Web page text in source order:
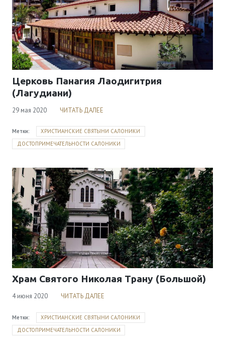
Церковь Панагия Лаодигитрия
(Лагудиани)
29 мая 2020 ЧИТАТЬ ДАЛЕЕ
Метки:
ХРИСТИАНСКИЕ СВЯТЫНИ САЛОНИКИ
ДОСТОПРИМЕЧАТЕЛЬНОСТИ САЛОНИКИ
Храм Святого Николая Трану (Большой)
4 июня 2020 ЧИТАТЬ ДАЛЕЕ
Метки:
ХРИСТИАНСКИЕ СВЯТЫНИ САЛОНИКИ
ДОСТОПРИМЕЧАТЕЛЬНОСТИ САЛОНИКИ